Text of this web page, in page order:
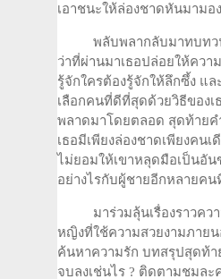
เอาชนะให้ล่องชาดหันมามอ
พลับพลากลับมาทบทวนตั
ว่าที่ผ่านมาเธอปล่อยให้ควา
รู้จักใครต้องรู้จักให้ลึกซึ้ง แล
เลือกคนที่ดีที่สุดด้วยวิธีของเ
พลาดมาโดยตลอด สุดท้ายค
เธอมีเพียงล่องชาดเพียงคนเ
ไม่ยอมให้เขาหลุดมือเป็นอัน
อย่างไรกับผู้ชายอีกหลายคน
มาร่วมลุ้นเรื่องราวควา
หญิงที่ใช้ความสวยงามภายน
ค้นหาความรัก บทสรุปสุดท้า
จบลงเช่นไร ? ติดตามชมละ